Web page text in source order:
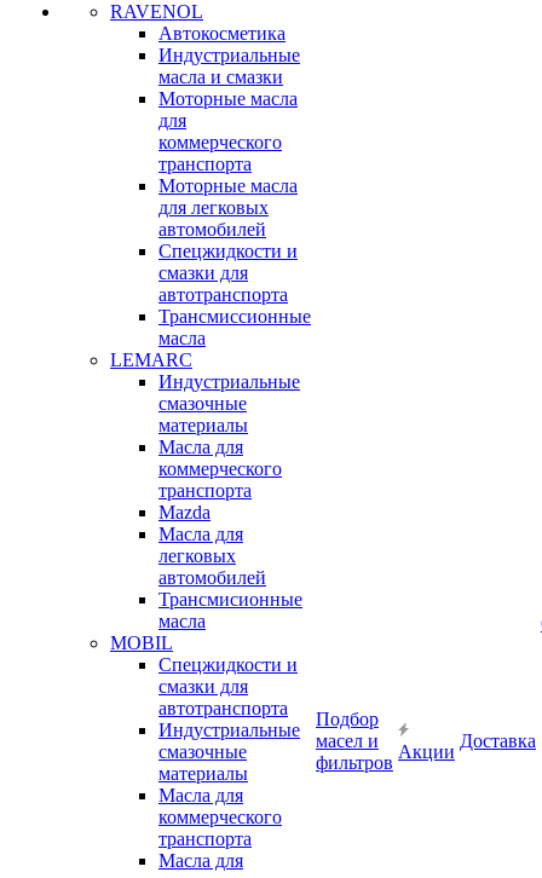
RAVENOL
Автокосметика
Индустриальные
масла и смазки
Моторные масла
для
коммерческого
транспорта
Моторные масла
для легковых
автомобилей
Спецжидкости и
смазки для
автотранспорта
Трансмиссионные
масла
LEMARC
Индустриальные
смазочные
материалы
Масла для
коммерческого
транспорта
Mazda
Масла для
легковых
автомобилей
Трансмисионные
масла
MOBIL
Cпецжидкости и
смазки для
автотранспорта
Индустриальные
смазочные
материалы
Масла для
коммерческого
транспорта
Масла для
Подбор
масел и
фильтров
Акции
Доставка